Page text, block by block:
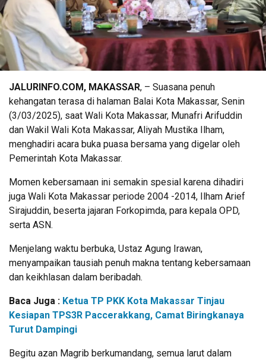
JALURINFO.COM, MAKASSAR, – Suasana penuh
kehangatan terasa di halaman Balai Kota Makassar, Senin
(3/03/2025), saat Wali Kota Makassar, Munafri Arifuddin
dan Wakil Wali Kota Makassar, Aliyah Mustika Ilham,
menghadiri acara buka puasa bersama yang digelar oleh
Pemerintah Kota Makassar.
Momen kebersamaan ini semakin spesial karena dihadiri
juga Wali Kota Makassar periode 2004 -2014, Ilham Arief
Sirajuddin, beserta jajaran Forkopimda, para kepala OPD,
serta ASN.
Menjelang waktu berbuka, Ustaz Agung Irawan,
menyampaikan tausiah penuh makna tentang kebersamaan
dan keikhlasan dalam beribadah.
Baca Juga : Ketua TP PKK Kota Makassar Tinjau
Kesiapan TPS3R Paccerakkang, Camat Biringkanaya
Turut Dampingi
Begitu azan Magrib berkumandang, semua larut dalam